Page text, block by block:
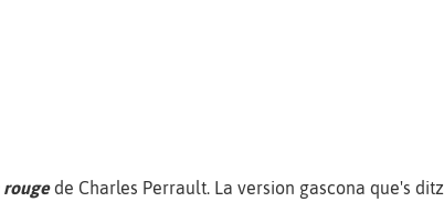
rougede Charles Perrault. La version gascona que's ditz